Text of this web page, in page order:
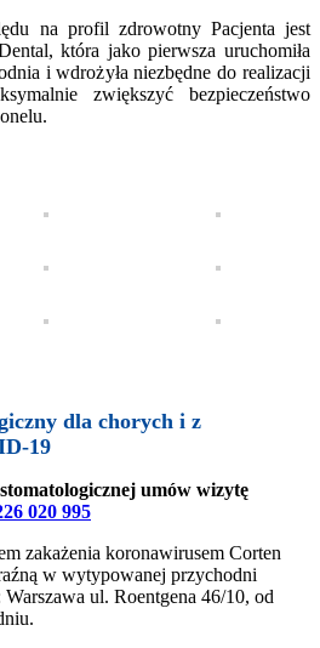
na profil zdrowotny Pacjenta jest
która jako pierwsza uruchomiła
i wdrożyła niezbędne do realizacji
zwiększyć bezpieczeństwo
dla chorych i z
19
umów wizytę
020 995
zakażenia koronawirusem Corten
w wytypowanej przychodni
ul. Roentgena 46/10, od